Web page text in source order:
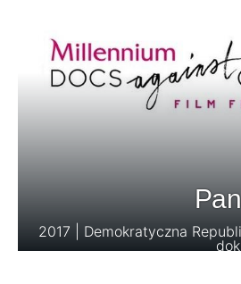
2017 | Demokratyczna